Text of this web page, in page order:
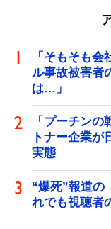
「そもそも
ル事故被害者
は…」
「プーチン
トナー企業
実態
“爆死”報道
れでも視聴者